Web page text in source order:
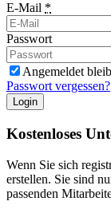
E-Mail *
Passwort
Angemeldet
Passwort vergessen?
Login
Kostenloses
Wenn Sie sich
erstellen. Sie sind
passenden